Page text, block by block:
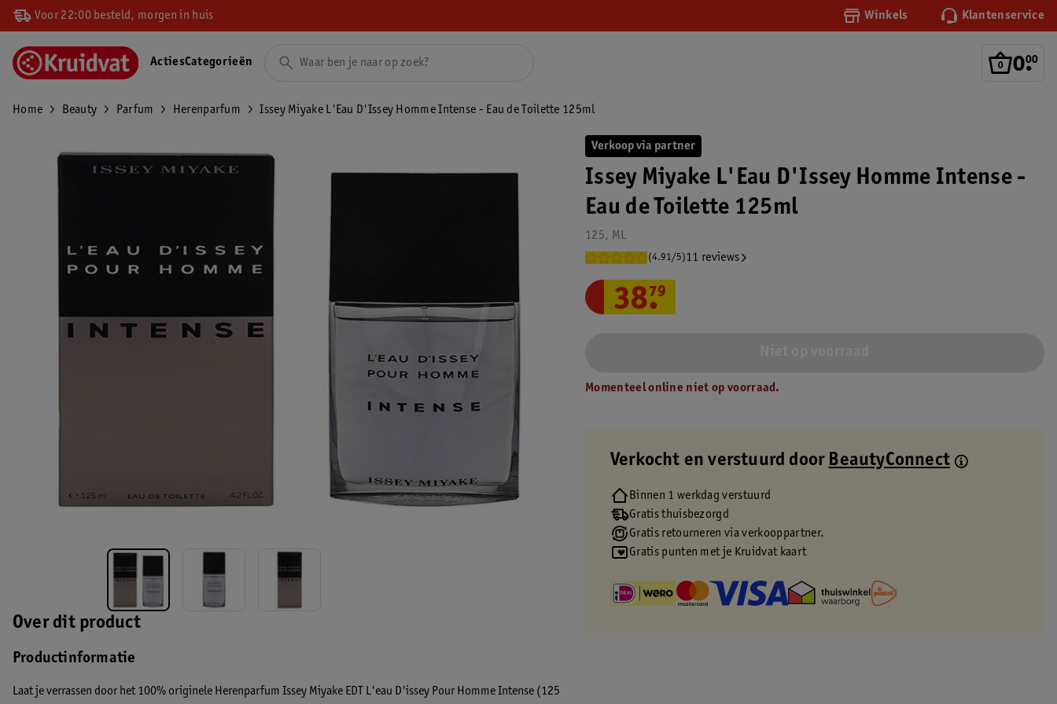
Voor 22:00 besteld, morgen in huis Winkels Klantenservice
0.
00
ActiesCategorieën
Home Beauty Parfum Herenparfum Issey Miyake L'Eau D'Issey Homme Intense - Eau de Toilette 125ml
Over dit product
Productinformatie
Laat je verrassen door het 100% originele Herenparfum Issey Miyake EDT L'eau D'issey Pour Homme Intense (125
Verkoop via partner
Issey Miyake L'Eau D'Issey Homme Intense -
Eau de Toilette 125ml
125, ML
(4.91/5)11 reviews
38.
79
Momenteel online niet op voorraad.
Verkocht en verstuurd door BeautyConnect
Binnen 1 werkdag verstuurd
Gratis thuisbezorgd
Gratis retourneren via verkooppartner.
Gratis punten met je Kruidvat kaart